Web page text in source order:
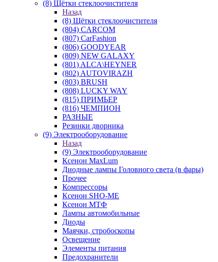
(8) Щётки стеклоочистителя
Назад
(8) Щётки стеклоочистителя
(804) CARCOM
(807) CarFashion
(806) GOODYEAR
(809) NEW GALAXY
(801) ALCA\HEYNER
(802) AUTOVIRAZH
(803) BRUSH
(808) LUCKY WAY
(815) ПРИМЬЕР
(816) ЧЕМПИОН
РАЗНЫЕ
Резинки дворника
(9) Электрооборудование
Назад
(9) Электрооборудование
Ксенон MaxLum
Диодные лампы Головного света (в фары)
Прочее
Компрессоры
Ксенон SHO-ME
Ксенон МТФ
Лампы автомобильные
Диоды
Маячки, стробоскопы
Освещение
Элементы питания
Предохранители